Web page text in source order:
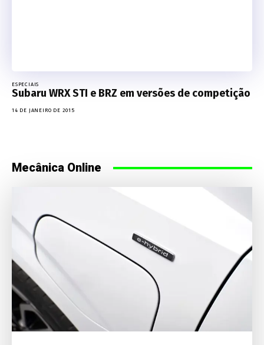
ESPECIAIS
Subaru WRX STI e BRZ em versões de competição
14 DE JANEIRO DE 2015
Mecânica Online